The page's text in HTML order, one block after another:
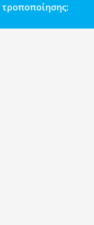
τροποποίησης: